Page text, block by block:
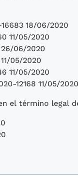
16683 18/06/2020
11/05/2020
26/06/2020
05/2020
11/05/2020
12168 11/05/2020
el término legal